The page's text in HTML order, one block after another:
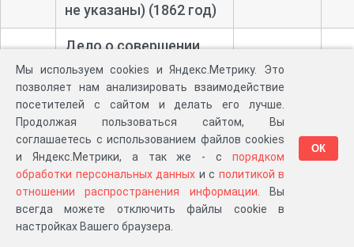
не указаны) (1862 год)
67
Дело о совершении
купчей крепости на
садовое место в селе
Рокотушка между
титулярной
советницей Н.
Дмитриевой и
временнообязанным
крестьянином
помещика А.
Дмитриева C.
13.11.1862
-
20.11.1862
18
Мы используем cookies и Яндекс.Метрику. Это
позволяет нам анализировать взаимодействие
посетителей с сайтом и делать его лучше.
Продолжая пользоваться сайтом, Вы
соглашаетесь с использованием файлов cookies
и Яндекс.Метрики, а так же - с порядком
обработки персональных данных и с политикой в
отношении распространения информации . Вы
всегда можете отключить файлы cookie в
настройках Вашего браузера.
ОК